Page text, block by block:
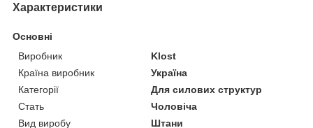
Характеристики
Основні
Виробник
Klost
Країна виробник
Україна
Категорії
Для силових структур
Стать
Чоловіча
Вид виробу
Штани